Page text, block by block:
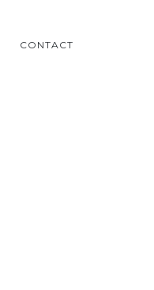
CONTACT